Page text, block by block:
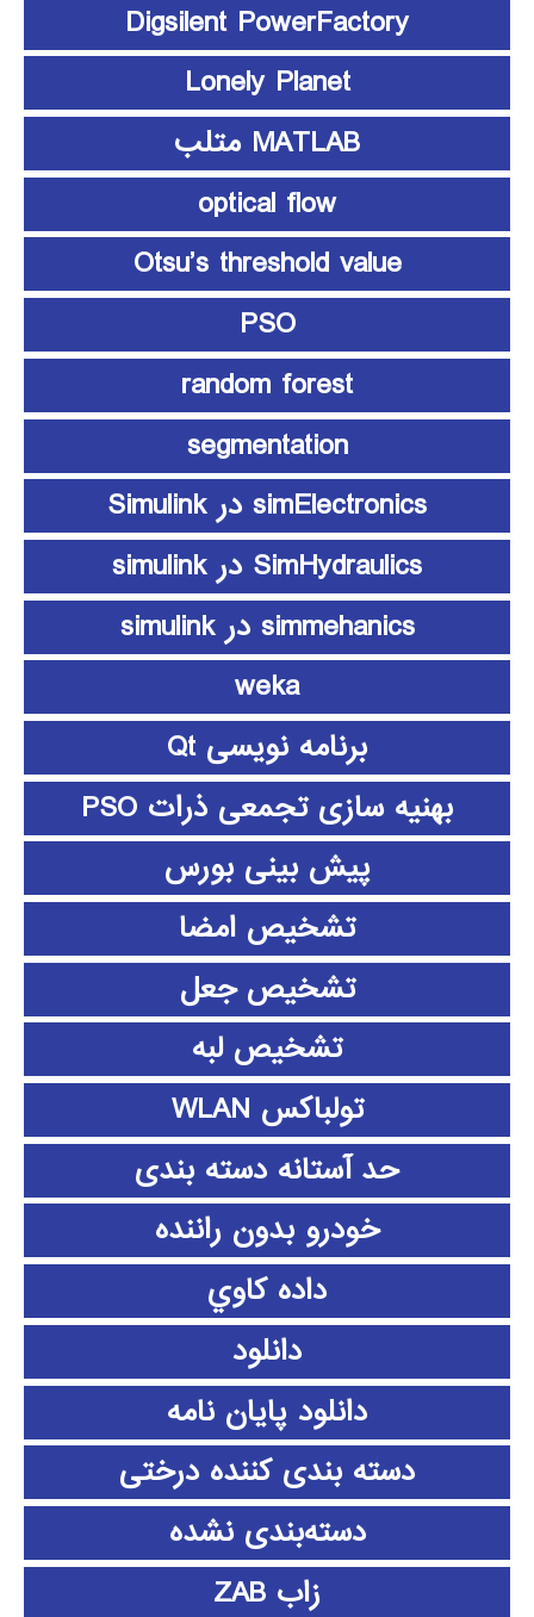
Digsilent PowerFactory
Lonely Planet
MATLAB متلب
optical flow
Otsu’s threshold value
PSO
random forest
segmentation
simElectronics در Simulink
SimHydraulics در simulink
simmehanics در simulink
weka
برنامه نویسی Qt
بهنیه سازی تجمعی ذرات PSO
پیش بینی بورس
تشخیص امضا
تشخیص جعل
تشخیص لبه
تولباکس WLAN
حد آستانه دسته بندی
خودرو بدون راننده
داده كاوي
دانلود
دانلود پايان نامه
دسته بندی کننده درختی
دسته‌بندی نشده
زاب ZAB